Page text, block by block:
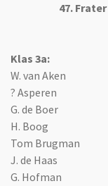
47.
Klas 3a:
W. van Aken
? Asperen
G. de Boer
H. Boog
Tom Brugman
J. de Haas
G. Hofman